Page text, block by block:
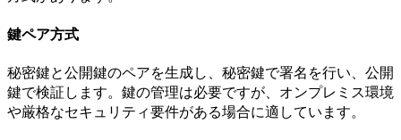
鍵ペア方式
秘密鍵と公開鍵のペアを生成し、秘密鍵で署名を行い、公開
鍵で検証します。鍵の管理は必要ですが、オンプレミス環境
や厳格なセキュリティ要件がある場合に適しています。